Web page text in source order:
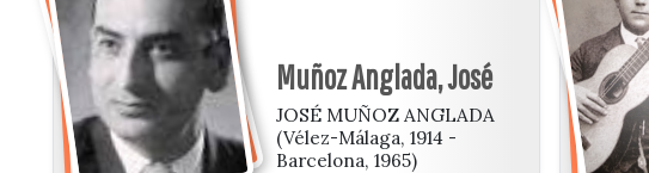
Muñoz Anglada, José
JOSÉ MUÑOZ ANGLADA
(Vélez-Málaga, 1914 -
Barcelona, 1965)